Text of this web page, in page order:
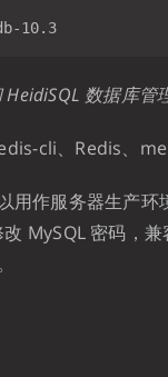
数据库管
cli、Redis、
用作服务器生产
MySQL 密码，